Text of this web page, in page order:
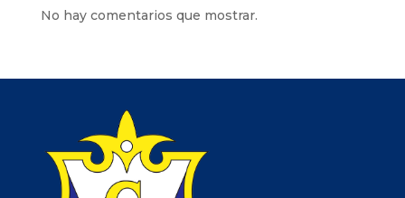
No hay comentarios que mostrar.